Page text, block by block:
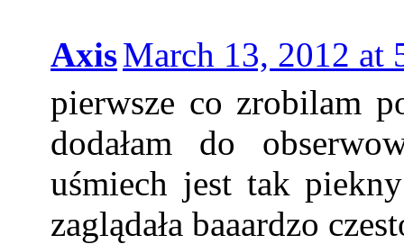
AxisMarch 13, 2012 at
pierwsze co zrobilam
dodałam do
uśmiech jest tak
zaglądała baaardzo